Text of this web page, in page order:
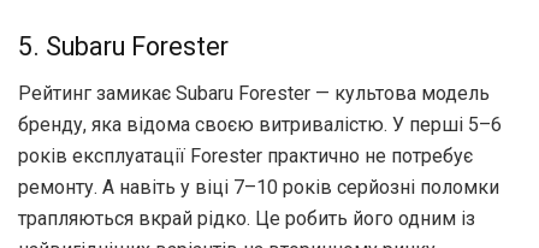
5. Subaru Forester
Рейтинг замикає Subaru Forester — культова модель
бренду, яка відома своєю витривалістю. У перші 5–6
років експлуатації Forester практично не потребує
ремонту. А навіть у віці 7–10 років серйозні поломки
трапляються вкрай рідко. Це робить його одним із